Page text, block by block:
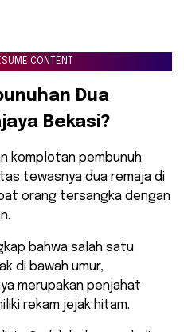
CONTENT
Dua
Bekasi?
komplotan pembunuh
tewasnya dua remaja di
orang tersangka dengan
bahwa salah satu
di bawah umur,
merupakan penjahat
rekam jejak hitam.